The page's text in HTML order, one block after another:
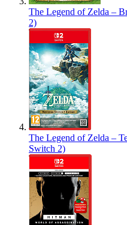
The Legend of Zelda –
2)
The Legend of Zelda –
Switch 2)